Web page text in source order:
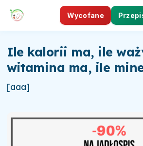
Wycofane
Ile kalorii ma, ile
witamina ma, ile
[aaa]